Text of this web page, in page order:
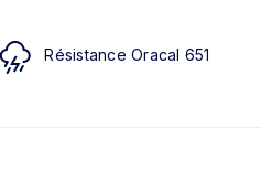
Résistance Oracal 651